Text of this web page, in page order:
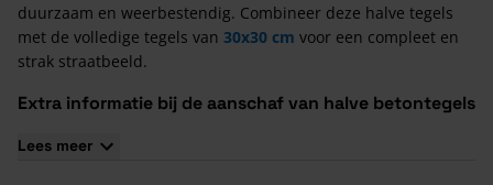
duurzaam en weerbestendig. Combineer deze halve tegels
met de volledige tegels van 30x30 cm voor een compleet en
strak straatbeeld.
Extra informatie bij de aanschaf van halve betontegels
We leveren uitsluitend nieuwe, eerste keus betontegels.
Lees meer